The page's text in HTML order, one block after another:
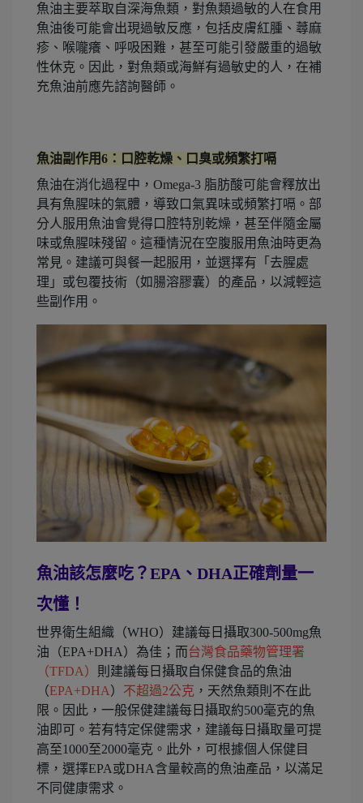
魚油主要萃取自深海魚類，對魚類過敏的人在食用
魚油後可能會出現過敏反應，包括皮膚紅腫、蕁麻
疹、喉嚨癢、呼吸困難，甚至可能引發嚴重的過敏
性休克。因此，對魚類或海鮮有過敏史的人，在補
充魚油前應先諮詢醫師。
魚油副作用6：口腔乾燥、口臭或頻繁打嗝
魚油在消化過程中，Omega-3 脂肪酸可能會釋放出
具有魚腥味的氣體，導致口氣異味或頻繁打嗝。部
分人服用魚油會覺得口腔特別乾燥，甚至伴隨金屬
味或魚腥味殘留。這種情況在空腹服用魚油時更為
常見。建議可與餐一起服用，並選擇有「去腥處
理」或包覆技術（如腸溶膠囊）的產品，以減輕這
些副作用。
魚油該怎麼吃？EPA、DHA正確劑量一
次懂！
世界衛生組織（WHO）建議每日攝取300-500mg魚
油（EPA+DHA）為佳；而台灣食品藥物管理署
（TFDA） 則建議每日攝取自保健食品的魚油
（EPA+DHA） 不超過2公克 ，天然魚類則不在此
限。因此，一般保健建議每日攝取約500毫克的魚
油即可。若有特定保健需求，建議每日攝取量可提
高至1000至2000毫克。此外，可根據個人保健目
標，選擇EPA或DHA含量較高的魚油產品，以滿足
不同健康需求。